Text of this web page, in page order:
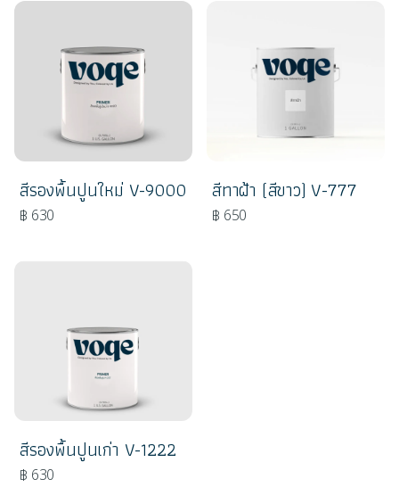
สีรองพื้นปูนใหม่ V-9000
฿ 630
สีทาฝ้า (สีขาว) V-777
฿ 650
สีรองพื้นปูนเก่า V-1222
฿ 630